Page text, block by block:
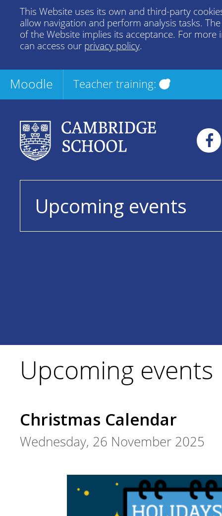
This Website uses its own and third-party
allow navigation and perform analysis tasks.
of the Website implies its acceptance. For more
can access our privacy policy.
Moodle Teacher training:
Upcoming events
Upcoming events
Christmas Calendar
Wednesday, 26 November 2025